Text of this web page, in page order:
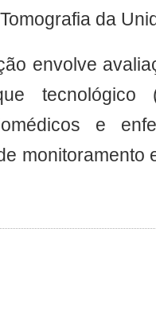
da
envolve
tecnológico
e
monitoramento